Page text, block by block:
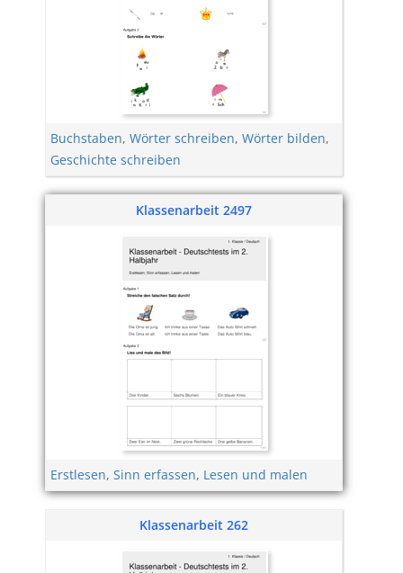
Buchstaben, Wörter schreiben, Wörter bilden,
Geschichte schreiben
Klassenarbeit 2497
Erstlesen, Sinn erfassen, Lesen und malen
Klassenarbeit 262